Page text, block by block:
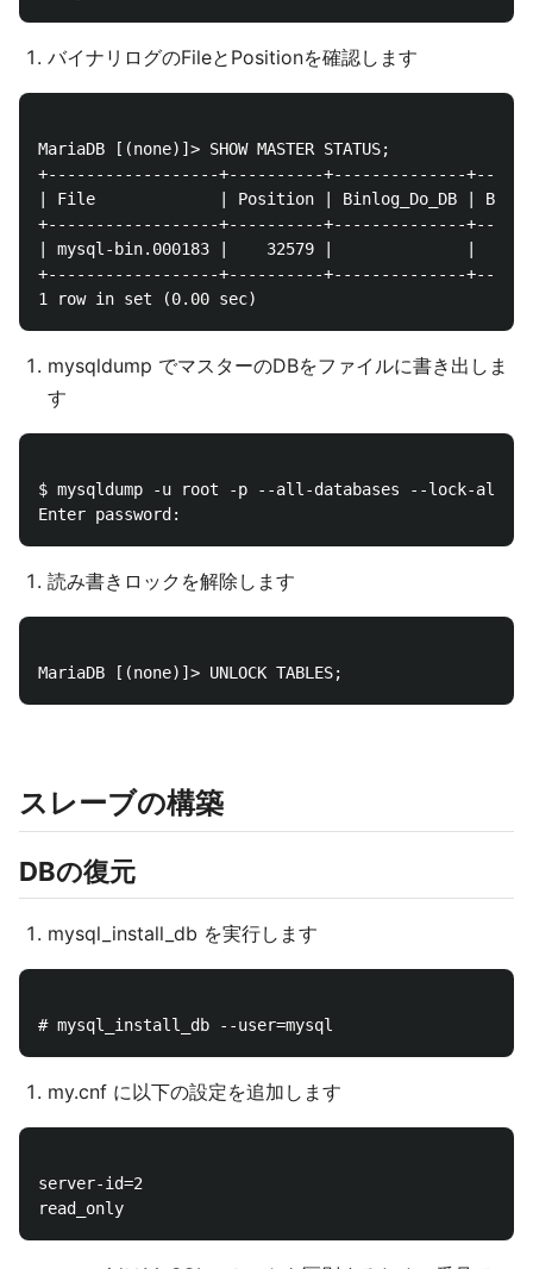
バイナリログのFileとPositionを確認します
MariaDB [(none)]> SHOW MASTER STATUS;
+------------------+----------+--------------
| File             | Position | Binlog_Do_DB |
+------------------+----------+--------------
| mysql-bin.000183 |    32579 |              |
+------------------+----------+--------------
mysqldump でマスターのDBをファイルに書き出しま
す
$ mysqldump -u root -p --all-databases --lock-all-
読み書きロックを解除します
スレーブの構築
DBの復元
mysql_install_db を実行します
my.cnf に以下の設定を追加します
server-id=2